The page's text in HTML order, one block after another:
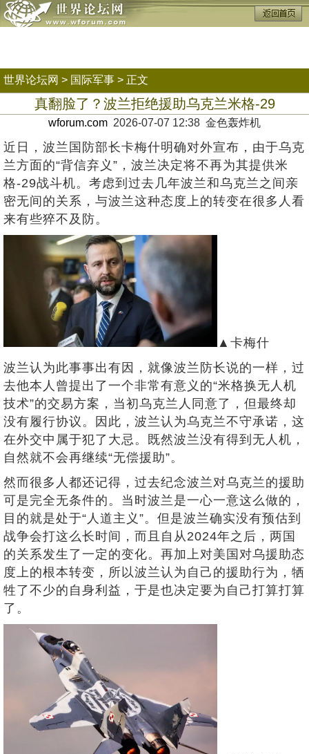
世界论坛网 > 国际军事 > 正文
真翻脸了？波兰拒绝援助乌克兰米格-29
wforum.com 2026-07-07 12:38 金色轰炸机
近日，波兰国防部长卡梅什明确对外宣布，由于乌克
兰方面的“背信弃义”，波兰决定将不再为其提供米
格-29战斗机。考虑到过去几年波兰和乌克兰之间亲
密无间的关系，与波兰这种态度上的转变在很多人看
来有些猝不及防。
▲卡梅什
波兰认为此事事出有因，就像波兰防长说的一样，过
去他本人曾提出了一个非常有意义的“米格换无人机
技术”的交易方案，当初乌克兰人同意了，但最终却
没有履行协议。因此，波兰认为乌克兰不守承诺，这
在外交中属于犯了大忌。既然波兰没有得到无人机，
自然就不会再继续“无偿援助”。
然而很多人都还记得，过去纪念波兰对乌克兰的援助
可是完全无条件的。当时波兰是一心一意这么做的，
目的就是处于“人道主义”。但是波兰确实没有预估到
战争会打这么长时间，而且自从2024年之后，两国
的关系发生了一定的变化。再加上对美国对乌援助态
度上的根本转变，所以波兰认为自己的援助行为，牺
牲了不少的自身利益，于是也决定要为自己打算打算
了。